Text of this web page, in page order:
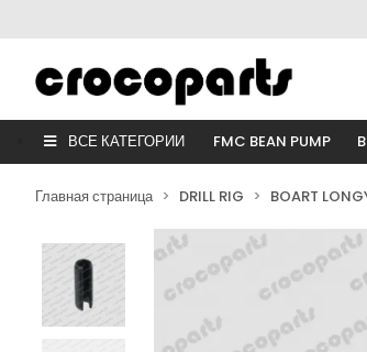
ВСЕ КАТЕГОРИИ FMC BEAN PUMP
Главная страница DRILL RIG BOART